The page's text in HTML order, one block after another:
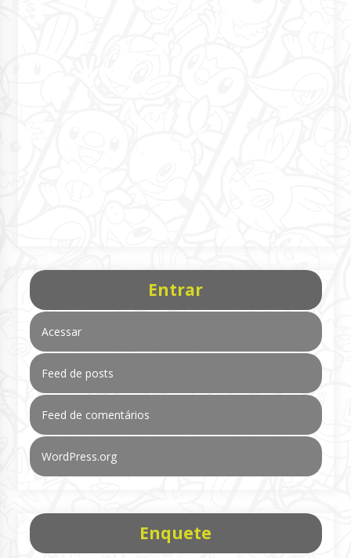
Entrar
Acessar
Feed de posts
Feed de comentários
WordPress.org
Enquete